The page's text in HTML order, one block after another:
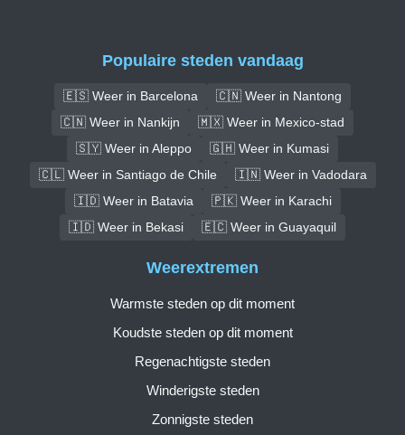
Populaire steden vandaag
🇪🇸 Weer in Barcelona
🇨🇳 Weer in Nantong
🇨🇳 Weer in Nankijn
🇲🇽 Weer in Mexico-stad
🇸🇾 Weer in Aleppo
🇬🇭 Weer in Kumasi
🇨🇱 Weer in Santiago de Chile
🇮🇳 Weer in Vadodara
🇮🇩 Weer in Batavia
🇵🇰 Weer in Karachi
🇮🇩 Weer in Bekasi
🇪🇨 Weer in Guayaquil
Weerextremen
Warmste steden op dit moment
Koudste steden op dit moment
Regenachtigste steden
Winderigste steden
Zonnigste steden